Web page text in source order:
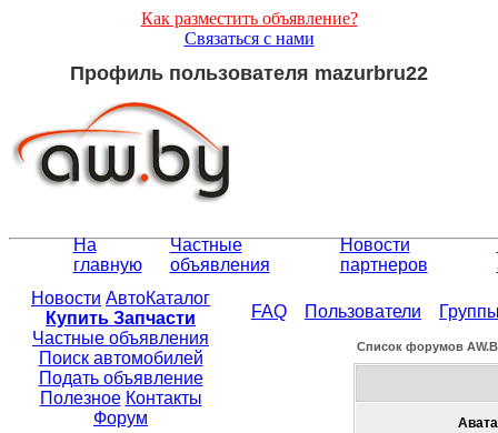
Как разместить объявление?
Связаться с нами
Профиль пользователя mazurbru22
На
главную
Частные
объявления
Новости
партнеров
Новости АвтоКаталог
Купить Запчасти
Частные объявления
Поиск автомобилей
Подать объявление
Полезное Контакты
Форум
FAQ Пользователи
Список форумов